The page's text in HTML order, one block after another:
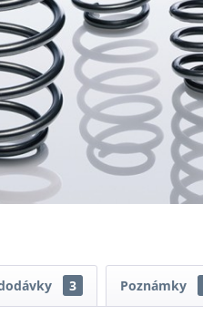
3 Poznámky